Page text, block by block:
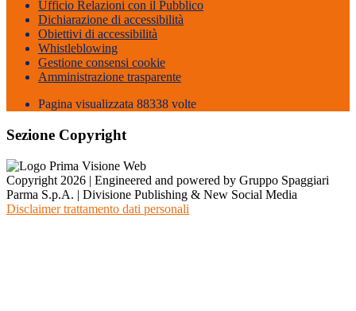
Ufficio Relazioni con il Pubblico
Dichiarazione di accessibilità
Obiettivi di accessibilità
Whistleblowing
Gestione consensi cookie
Amministrazione trasparente
Pagina visualizzata 88338 volte
Sezione Copyright
Copyright 2026 | Engineered and powered by Gruppo Spaggiari
Parma S.p.A. | Divisione Publishing & New Social Media
Disclaimer trattamento dati personali